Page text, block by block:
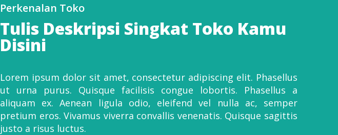
Perkenalan Toko
Tulis Deskripsi Singkat Toko Kamu
Disini
Lorem ipsum dolor sit amet, consectetur adipiscing elit. Phasellus
ut urna purus. Quisque facilisis congue lobortis. Phasellus a
aliquam ex. Aenean ligula odio, eleifend vel nulla ac, semper
pretium eros. Vivamus viverra convallis venenatis. Quisque sagittis
justo a risus luctus.